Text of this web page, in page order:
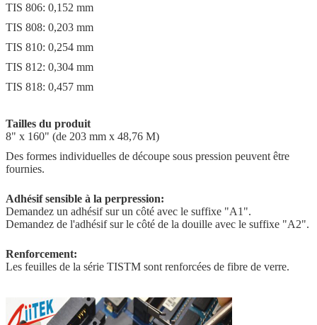
TIS 806: 0,152 mm
TIS 808: 0,203 mm
TIS 810: 0,254 mm
TIS 812: 0,304 mm
TIS 818: 0,457 mm
Tailles du produit
8" x 160" (de 203 mm x 48,76 M)
Des formes individuelles de découpe sous pression peuvent être
fournies.
Adhésif sensible à la perpression:
Demandez un adhésif sur un côté avec le suffixe "A1".
Demandez de l'adhésif sur le côté de la douille avec le suffixe "A2".
Renforcement:
Les feuilles de la série TISTM sont renforcées de fibre de verre.